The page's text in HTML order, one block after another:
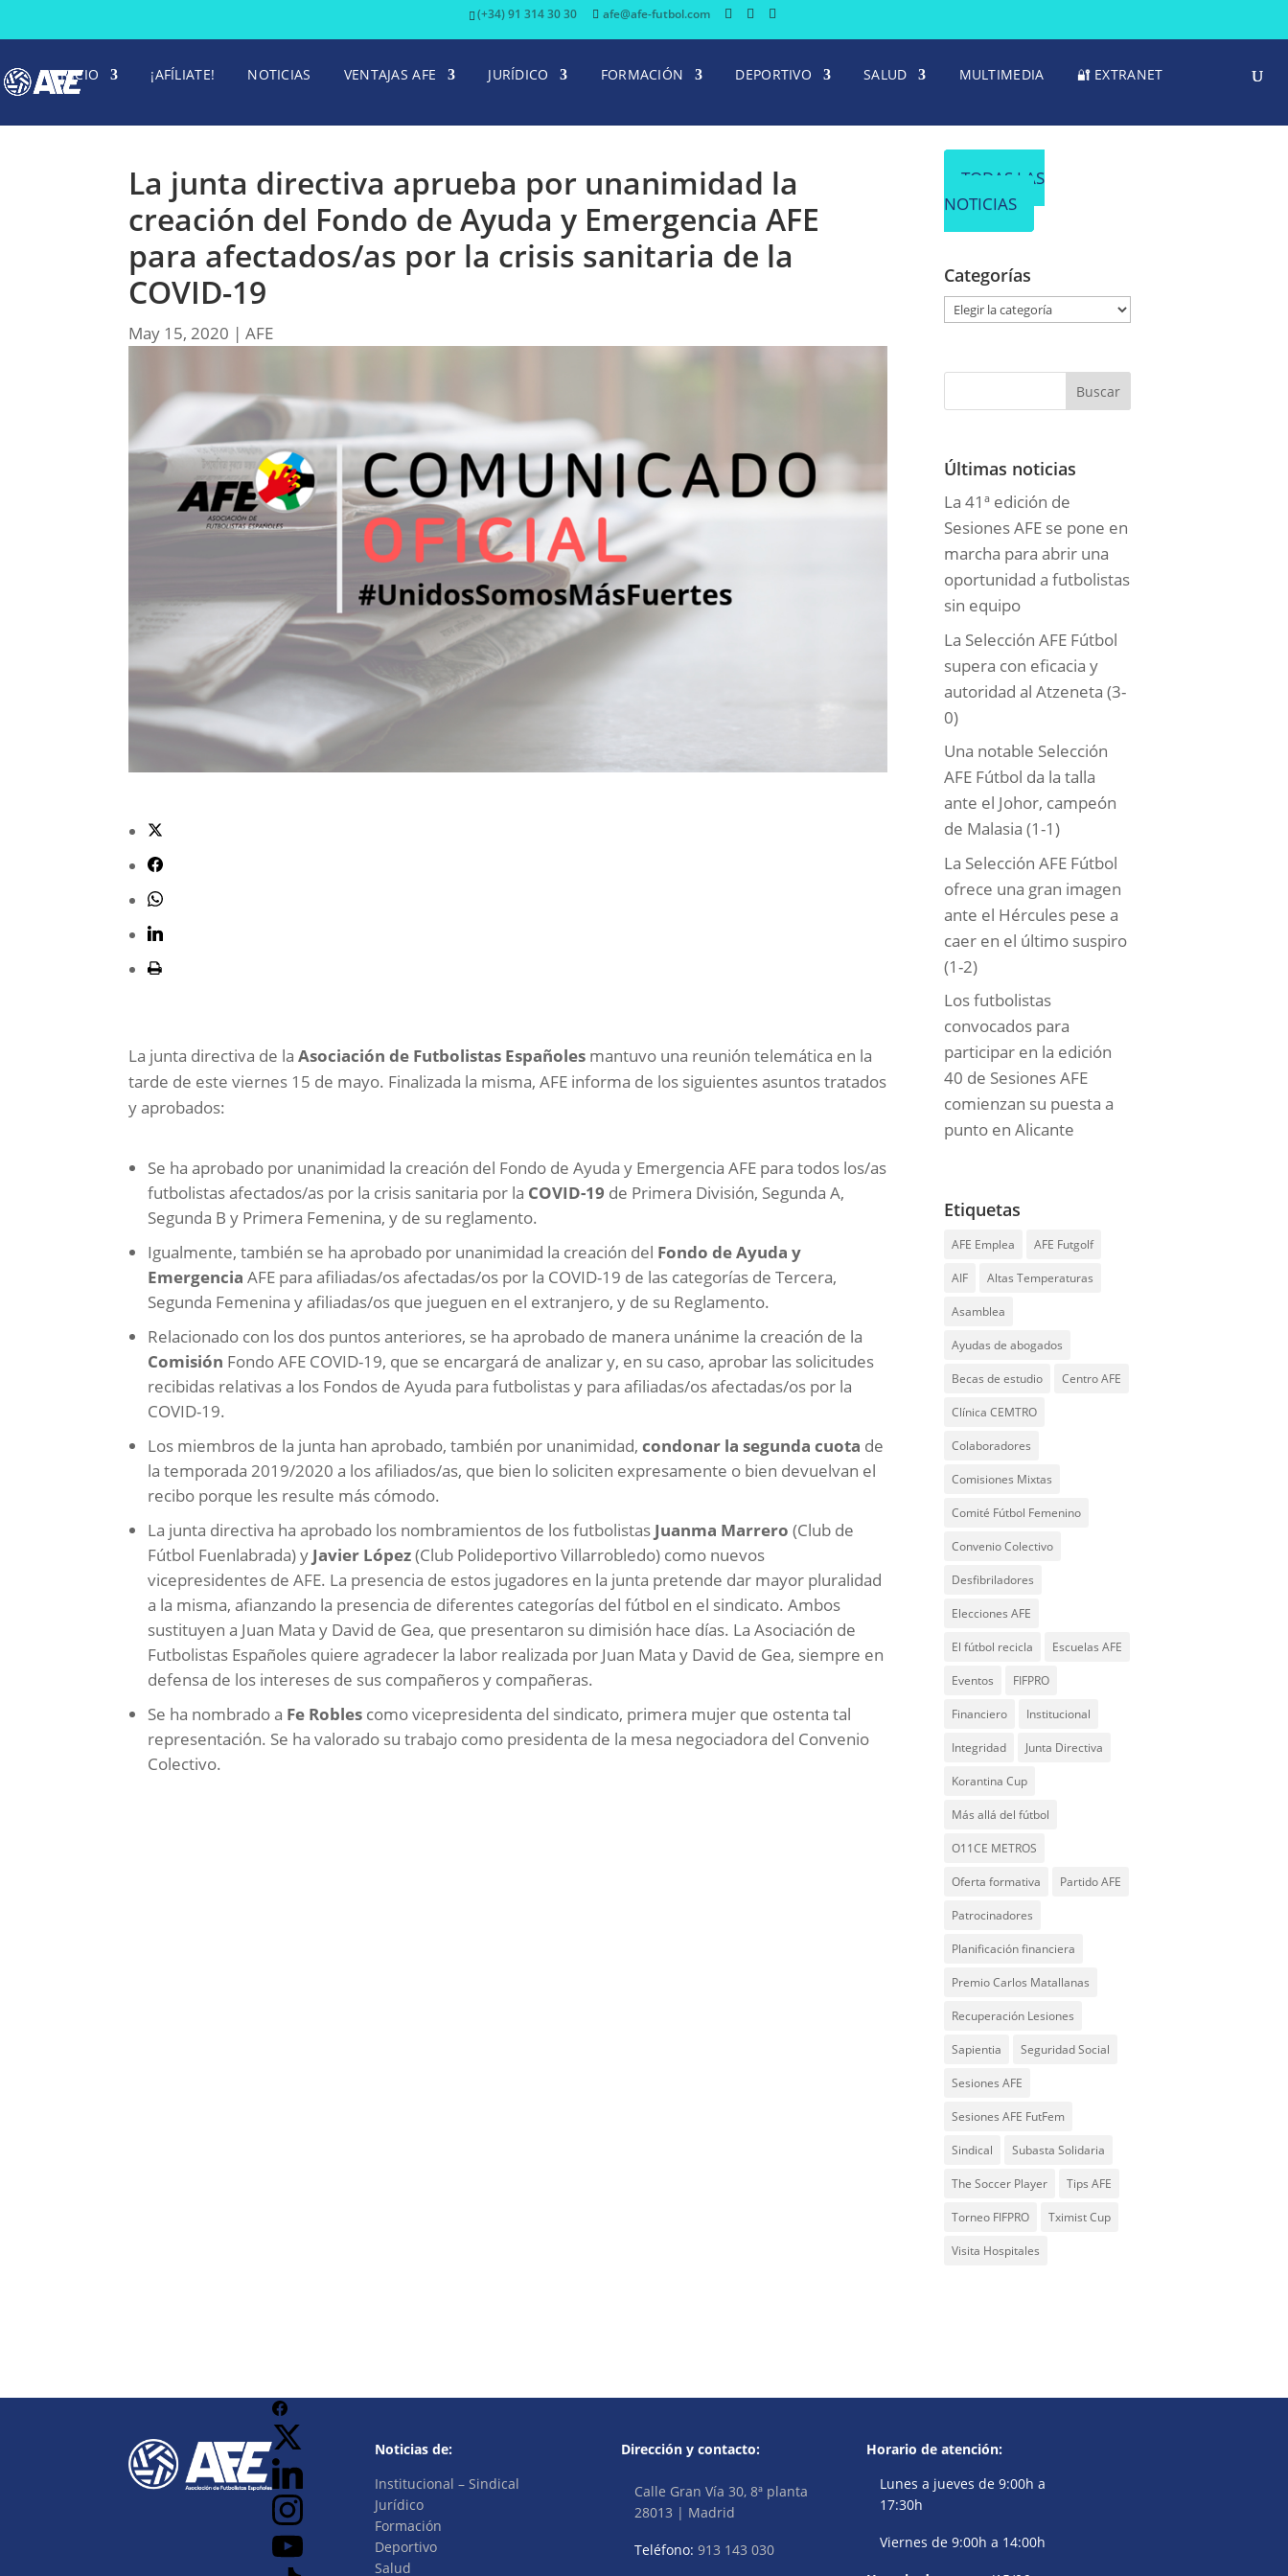
(+34) 91 314 30 30 afe@afe-futbol.com
INICIO ¡AFÍLIATE! NOTICIAS VENTAJAS AFE JURÍDICO FORMACIÓN DEPORTIVO SALUD MULTIMEDIA 🔐 EXTRANET
La junta directiva aprueba por unanimidad la
creación del Fondo de Ayuda y Emergencia AFE
para afectados/as por la crisis sanitaria de la
COVID-19
May 15, 2020 |AFE
La junta directiva de laAsociación de Futbolistas Españoles mantuvo una reunión telemática en la
tarde de este viernes 15 de mayo. Finalizada la misma, AFE informa de los siguientes asuntos tratados
y aprobados:
Se ha aprobado por unanimidad la creación del Fondo de Ayuda y Emergencia AFE para todos los/as
futbolistas afectados/as por la crisis sanitaria por la COVID-19 de Primera División, Segunda A,
Segunda B y Primera Femenina, y de su reglamento.
Igualmente, también se ha aprobado por unanimidad la creación del Fondo de Ayuda y
Emergencia AFE para afiliadas/os afectadas/os por la COVID-19 de las categorías de Tercera,
Segunda Femenina y afiliadas/os que jueguen en el extranjero, y de su Reglamento.
Relacionado con los dos puntos anteriores, se ha aprobado de manera unánime la creación de la
Comisión Fondo AFE COVID-19, que se encargará de analizar y, en su caso, aprobar las solicitudes
recibidas relativas a los Fondos de Ayuda para futbolistas y para afiliadas/os afectadas/os por la
COVID-19.
Los miembros de la junta han aprobado, también por unanimidad, condonar la segunda cuota de
la temporada 2019/2020 a los afiliados/as, que bien lo soliciten expresamente o bien devuelvan el
recibo porque les resulte más cómodo.
La junta directiva ha aprobado los nombramientos de los futbolistas Juanma Marrero (Club de
Fútbol Fuenlabrada) y Javier López(Club Polideportivo Villarrobledo) como nuevos
vicepresidentes de AFE. La presencia de estos jugadores en la junta pretende dar mayor pluralidad
a la misma, afianzando la presencia de diferentes categorías del fútbol en el sindicato. Ambos
sustituyen a Juan Mata y David de Gea, que presentaron su dimisión hace días. La Asociación de
Futbolistas Españoles quiere agradecer la labor realizada por Juan Mata y David de Gea, siempre en
defensa de los intereses de sus compañeros y compañeras.
Se ha nombrado a Fe Robles como vicepresidenta del sindicato, primera mujer que ostenta tal
representación. Se ha valorado su trabajo como presidenta de la mesa negociadora del Convenio
Colectivo.
TODAS LAS
NOTICIAS
Categorías
g
r
a
s
Últimas noticias
La 41ª edición de
Sesiones AFE se pone en
marcha para abrir una
oportunidad a futbolistas
sin equipo
La Selección AFE Fútbol
supera con eficacia y
autoridad al Atzeneta (3-
0)
Una notable Selección
AFE Fútbol da la talla
ante el Johor, campeón
de Malasia (1-1)
La Selección AFE Fútbol
ofrece una gran imagen
ante el Hércules pese a
caer en el último suspiro
(1-2)
Los futbolistas
convocados para
participar en la edición
40 de Sesiones AFE
comienzan su puesta a
punto en Alicante
Etiquetas
AFE Emplea AFE Futgolf
AIF Altas Temperaturas
Asamblea
Ayudas de abogados
Becas de estudio Centro AFE
Clínica CEMTRO
Colaboradores
Comisiones Mixtas
Comité Fútbol Femenino
Convenio Colectivo
Desfibriladores
Elecciones AFE
El fútbol recicla Escuelas AFE
Eventos FIFPRO
Financiero Institucional
Integridad Junta Directiva
Korantina Cup
Más allá del fútbol
O11CE METROS
Oferta formativa Partido AFE
Patrocinadores
Planificación financiera
Premio Carlos Matallanas
Recuperación Lesiones
Sapientia Seguridad Social
Sesiones AFE
Sesiones AFE FutFem
Sindical Subasta Solidaria
The Soccer Player Tips AFE
Torneo FIFPRO Tximist Cup
Visita Hospitales
Noticias de:
Institucional – Sindical
Jurídico
Formación
Deportivo
Salud
Dirección y contacto:
Calle Gran Vía 30, 8ª planta
28013 | Madrid
Teléfono: 913 143 030
Horario de atención:
Lunes a jueves de 9:00h a
17:30h
Viernes de 9:00h a 14:00h